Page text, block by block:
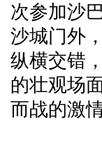
次参加沙
沙城门外
纵横交错
的壮观场
而战的激